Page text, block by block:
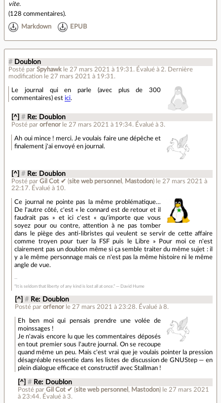
vite.
(128 commentaires).
Markdown EPUB
# Doublon
Posté par Spyhawk le 27 mars 2021 à 19:31 . Évalué à 2. Dernière
modification le 27 mars 2021 à 19:31.
Le journal qui en parle (avec plus de 300
commentaires) est ici.
[^] # Re: Doublon
Posté parorfenor le 27 mars 2021 à 19:34. Évalué à 3.
Ah oui mince ! merci. Je voulais faire une dépêche et
finalement j'ai envoyé en journal.
[^] # Re: Doublon
Posté parGil Cot ✔ (site web personnel , Mastodon) le 27 mars 2021 à
22:17. Évalué à 10.
Ce journal ne pointe pas la même problématique…
De l'autre côté, c'est « le connard est de retour et il
faudrait pas » et ici c'est « qu'importe que vous
soyez pour ou contre, attention à ne pas tomber
dans le piège des anti-libristes qui veulent se servir de cette affaire
comme troyen pour tuer la FSF puis le Libre » Pour moi ce n'est
clairement pas un doublon même si ça semble traiter du même sujet : il
y a le même personnage mais ce n'est pas la même histoire ni le même
angle de vue.
“It is seldom that liberty of any kind is lost all at once.” ― David Hume
[^] # Re: Doublon
Posté par orfenor le 27 mars 2021 à 23:28.Évalué à 8.
Eh ben moi qui pensais prendre une volée de
moinssages !
Je n'avais encore lu que les commentaires déposés
en tout premier sous l'autre journal. On se recoupe
quand même un peu. Mais c'est vrai que je voulais pointer la pression
désagréable ressentie dans les listes de discussion de GNUStep — en
plein dialogue efficace et constructif avec Stallman !
[^] # Re: Doublon
Posté parGil Cot ✔ (site web personnel , Mastodon) le 27 mars 2021
à 23:44. Évalué à 3.